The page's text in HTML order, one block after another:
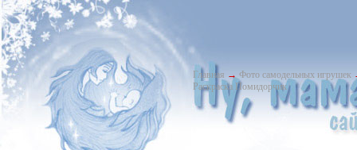
Главная → Фото самодельных игрушек
Раскраска Помидорчик